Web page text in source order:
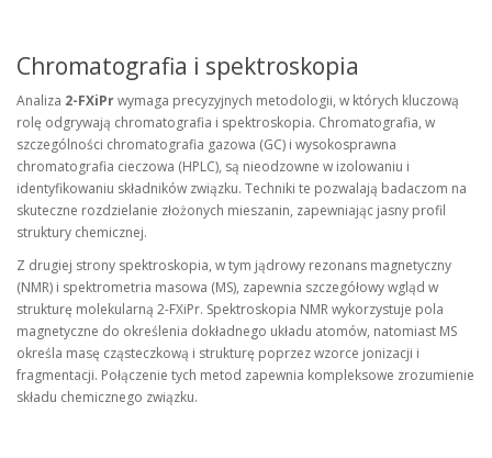
Chromatografia i spektroskopia
Analiza 2-FXiPrwymaga precyzyjnych metodologii, w których kluczową
rolę odgrywają chromatografia i spektroskopia. Chromatografia, w
szczególności chromatografia gazowa (GC) i wysokosprawna
chromatografia cieczowa (HPLC), są nieodzowne w izolowaniu i
identyfikowaniu składników związku. Techniki te pozwalają badaczom na
skuteczne rozdzielanie złożonych mieszanin, zapewniając jasny profil
struktury chemicznej.
Z drugiej strony spektroskopia, w tym jądrowy rezonans magnetyczny
(NMR) i spektrometria masowa (MS), zapewnia szczegółowy wgląd w
strukturę molekularną 2-FXiPr. Spektroskopia NMR wykorzystuje pola
magnetyczne do określenia dokładnego układu atomów, natomiast MS
określa masę cząsteczkową i strukturę poprzez wzorce jonizacji i
fragmentacji. Połączenie tych metod zapewnia kompleksowe zrozumienie
składu chemicznego związku.